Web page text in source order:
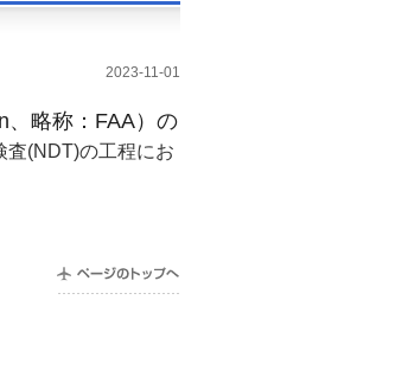
2023-11-01
、略称：FAA）の
査(NDT)の工程にお